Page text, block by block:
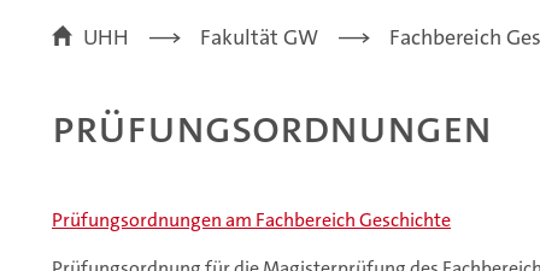
UHH Fakultät GW Fachbereich
Prüfungsordnungen
Prüfungsordnungen am Fachbereich Geschichte